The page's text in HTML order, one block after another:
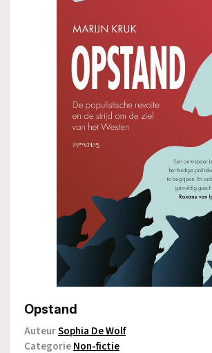
Opstand
AuteurSophia De Wolf
CategorieNon-fictie